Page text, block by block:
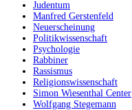
Judentum
Manfred Gerstenfeld
Neuerscheinung
Politikwissenschaft
Psychologie
Rabbiner
Rassismus
Religionswissenschaft
Simon Wiesenthal Center
Wolfgang Stegemann